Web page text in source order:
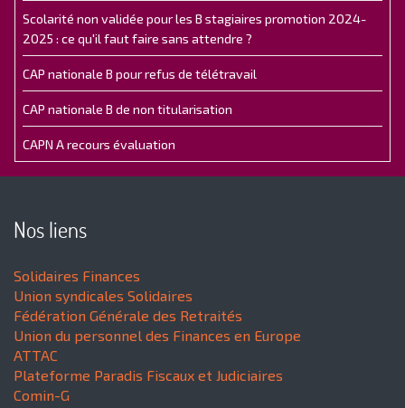
Scolarité non validée pour les B stagiaires promotion 2024-
2025 : ce qu'il faut faire sans attendre ?
CAP nationale B pour refus de télétravail
CAP nationale B de non titularisation
CAPN A recours évaluation
Nos liens
Solidaires Finances
Union syndicales Solidaires
Fédération Générale des Retraités
Union du personnel des Finances en Europe
ATTAC
Plateforme Paradis Fiscaux et Judiciaires
Comin-G